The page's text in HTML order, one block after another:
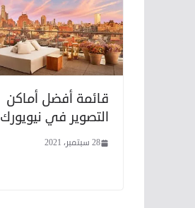
قائمة أفضل أماكن
التصوير في نيويورك
28 سبتمبر، 2021